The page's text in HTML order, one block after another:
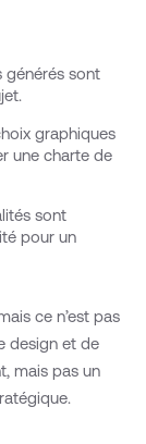
générés sont
graphiques
une charte de
sont
pour un
ce n’est pas
design et de
mais pas un